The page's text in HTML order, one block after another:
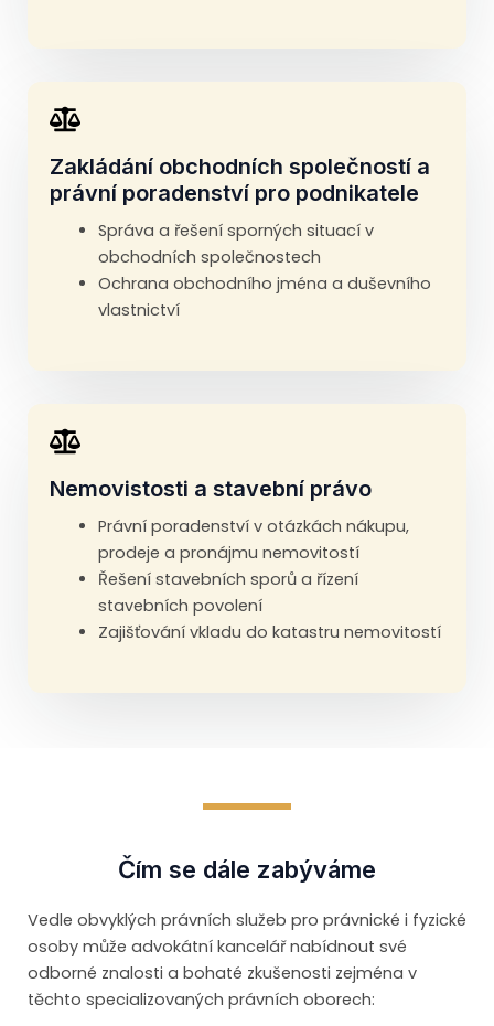
Zakládání obchodních společností a
právní poradenství pro podnikatele
Správa a řešení sporných situací v
obchodních společnostech
Ochrana obchodního jména a duševního
vlastnictví
Nemovistosti a stavební právo
Právní poradenství v otázkách nákupu,
prodeje a pronájmu nemovitostí
Řešení stavebních sporů a řízení
stavebních povolení
Zajišťování vkladu do katastru nemovitostí
Čím se dále zabýváme
Vedle obvyklých právních služeb pro právnické i fyzické
osoby může advokátní kancelář nabídnout své
odborné znalosti a bohaté zkušenosti zejména v
těchto specializovaných právních oborech: